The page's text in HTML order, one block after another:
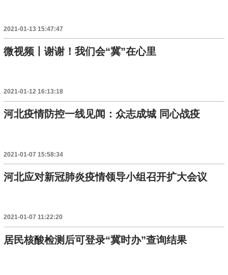
2021-01-13 15:47:47
微视频丨谢谢！我们会“冀”在心里
2021-01-12 16:13:18
河北疫情防控一线见闻：众志成城 同心战疫
2021-01-07 15:58:34
河北应对新冠肺炎疫情领导小组召开扩大会议
2021-01-07 11:22:20
居民核酸检测后可登录“冀时办”查询结果